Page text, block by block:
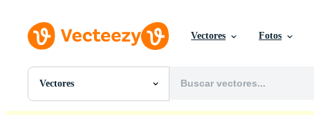
Vectores Fotos
Vectores
Todas Imágenes